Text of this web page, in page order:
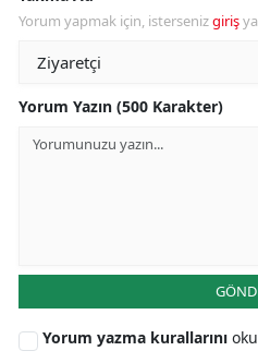
Yorum yapmak için, istersenizgiriş
Yorum Yazın (500 Karakter)
Yorum yazma kurallarını